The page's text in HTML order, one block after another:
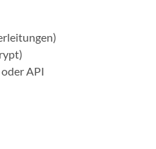
API